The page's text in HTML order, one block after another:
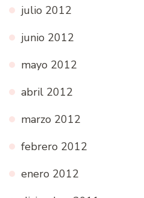
julio 2012
junio 2012
mayo 2012
abril 2012
marzo 2012
febrero 2012
enero 2012